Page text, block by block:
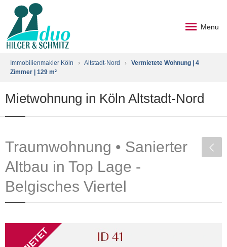
Menu
Immobilienmakler Köln › Altstadt-Nord › Vermietete Wohnung | 4
Zimmer | 129 m²
Mietwohnung in Köln Altstadt-Nord
Traumwohnung • Sanierter
Altbau in Top Lage -
Belgisches Viertel